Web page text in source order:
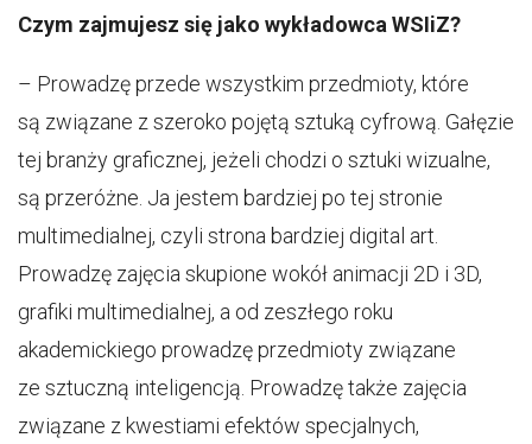
Czym zajmujesz się jako wykładowca WSIiZ?
– Prowadzę przede wszystkim przedmioty, które
są związane z szeroko pojętą sztuką cyfrową. Gałęzie
tej branży graficznej, jeżeli chodzi o sztuki wizualne,
są przeróżne. Ja jestem bardziej po tej stronie
multimedialnej, czyli strona bardziej digital art.
Prowadzę zajęcia skupione wokół animacji 2D i 3D,
grafiki multimedialnej, a od zeszłego roku
akademickiego prowadzę przedmioty związane
ze sztuczną inteligencją. Prowadzę także zajęcia
związane z kwestiami efektów specjalnych,